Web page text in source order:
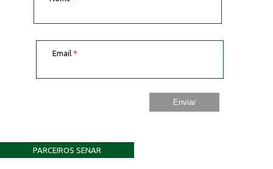
Email *
PARCEIROS SENAR